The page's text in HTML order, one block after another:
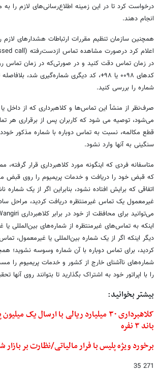
درخواست کرد تا در این زمینه اطلاع‌رسانی‌های لازم را به
انجام دهند.
همچنین سازمان تنظیم مقررات ارتباطات هشدارهای لازم
در زمان تماس دقت کنید و در صورتی‌که در زمان
کدهای ۰۰۹۸ یا ۹۸+، کد دیگری شماره‌گیری شد،
شماره را بررسی کنید.
صرف‌نظر از منشأ این تماس‌ها و کلاهبرداری که از داخل
می‌شود، توصیه می شود که کاربران پس از برقراری هر
قطع مکالمه، نسبت به تماس دوباره با شماره مذکور
سنگینی به آنها وارد نشود.
متاسفانه فردی که اینگونه مورد کلاهبرداری قرار
که قبض خود را دریافت و خدمات پریمیوم را روی قبض
اتفاقی که برایش افتاده نشود، بنابراین اگر از یک شماره
غیرمعمول یک تماس غیرمنتظره دریافت کردید، مراحل
اینکه به تماس‌های غیرمنتظره از شماره‌های بین‌المللی
دیگر اینکه اگر از یک شماره بین‌المللی یا غیرمعمول،
کردید، برای تماس دوباره با آن شماره وسوسه نشوید؛
شماره‌های ناآشنای خارج از کشور و خدمات پریمیوم را
را با اپراتور خود به اشتراک بگذارید تا بتوانند روی آنها
بیشتر بخوانید:
کلاهبرداری ۳۰ میلیارد ریالی با ارسال
باند ۳ نفره
برخورد ویژه پلیس با فرار مالیاتی/نظارت بر
271 35